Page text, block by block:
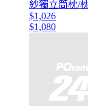
紗獨立筒枕/
$1,026
$1,080